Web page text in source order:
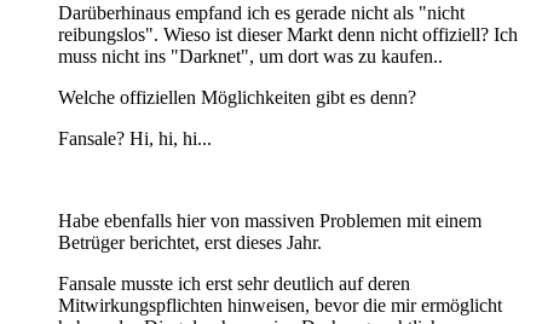
Darüberhinaus empfand ich es gerade nicht als "nicht
reibungslos". Wieso ist dieser Markt denn nicht offiziell? Ich
muss nicht ins "Darknet", um dort was zu kaufen..
Welche offiziellen Möglichkeiten gibt es denn?
Fansale? Hi, hi, hi...
Habe ebenfalls hier von massiven Problemen mit einem
Betrüger berichtet, erst dieses Jahr.
Fansale musste ich erst sehr deutlich auf deren
Mitwirkungspflichten hinweisen, bevor die mir ermöglicht